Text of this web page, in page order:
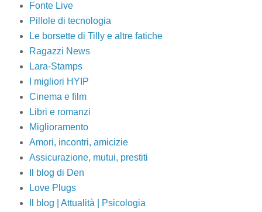
Fonte Live
Pillole di tecnologia
Le borsette di Tilly e altre fatiche
Ragazzi News
Lara-Stamps
I migliori HYIP
Cinema e film
Libri e romanzi
Miglioramento
Amori, incontri, amicizie
Assicurazione, mutui, prestiti
Il blog di Den
Love Plugs
Il blog | Attualità | Psicologia